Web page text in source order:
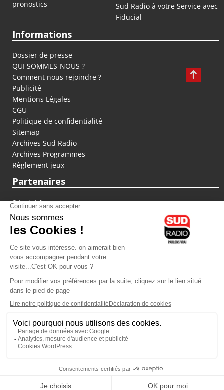
pronostics
Sud Radio à votre Service avec
Fiducial
Informations
Dossier de presse
QUI SOMMES-NOUS ?
Comment nous rejoindre ?
Publicité
Mentions Légales
CGU
Politique de confidentialité
Sitemap
Archives Sud Radio
Archives Programmes
Règlement jeux
Partenaires
fiducial.fr
lyoncapitale.fr
olympique-et-lyonnais.com
L'application Iphone / Android
Téléchargez l'application
Les cookies
Gestion des cookies
Crédit photos : ©Sud Radio / Pierre Olivier
Brigitte Lahaie
Animateur